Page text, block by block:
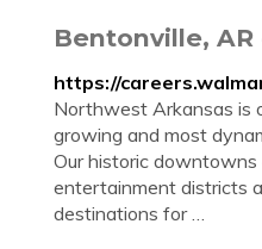
Bentonville,
https://
Northwest Arkansas is
growing and most
Our historic
entertainment districts
destinations for …